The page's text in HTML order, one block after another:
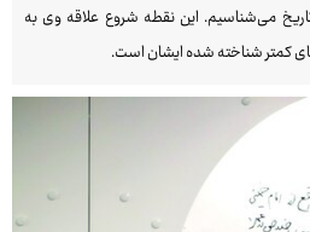
می‌شناسیم. این نقطه شروع علاقه وی به
کمتر شناخته شده ایشان است.